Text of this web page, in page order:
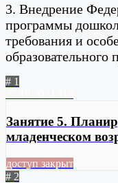
3. Внедрение
программы
требования и
образовательного
# 1
Занятие 5.
младенческом
доступ закрыт
# 2